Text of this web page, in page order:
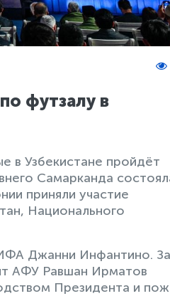
футзалу в
в Узбекистане пройдёт
Самарканда
приняли участие
Национального
Джанни Инфантино.
АФУ Равшан Ирматов
Президента и